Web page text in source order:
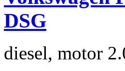
DSG
diesel, motor